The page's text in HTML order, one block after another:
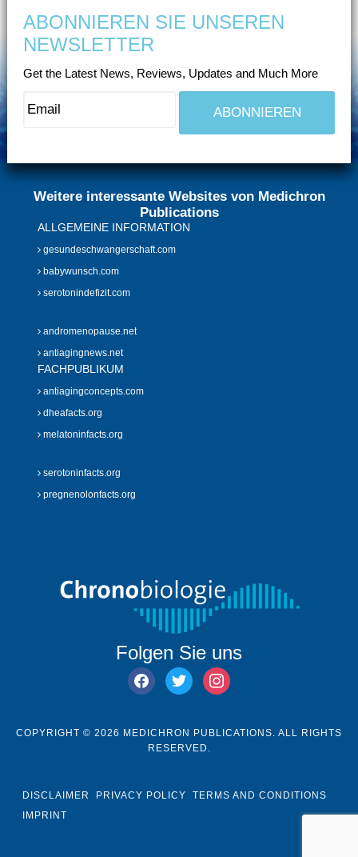
ABONNIEREN SIE UNSEREN
NEWSLETTER
Get the Latest News, Reviews, Updates and Much More
Weitere interessante Websites von Medichron
Publications
ALLGEMEINE INFORMATION
gesundeschwangerschaft.com
babywunsch.com
serotonindefizit.com
andromenopause.net
antiagingnews.net
FACHPUBLIKUM
antiagingconcepts.com
dheafacts.org
melatoninfacts.org
serotoninfacts.org
pregnenolonfacts.org
Folgen Sie uns
facebook
twitter instagram
COPYRIGHT © 2026 MEDICHRON PUBLICATIONS. ALL RIGHTS
RESERVED.
DISCLAIMER PRIVACY POLICY
TERMS AND CONDITIONS
IMPRINT